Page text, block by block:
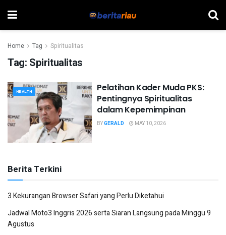
Home Tag Spiritualitas
Tag: Spiritualitas
HEALTH
Pelatihan Kader Muda PKS:
Pentingnya Spiritualitas
dalam Kepemimpinan
BYGERALD MAY 10, 2026
Berita Terkini
3 Kekurangan Browser Safari yang Perlu Diketahui
Jadwal Moto3 Inggris 2026 serta Siaran Langsung pada Minggu 9
Agustus